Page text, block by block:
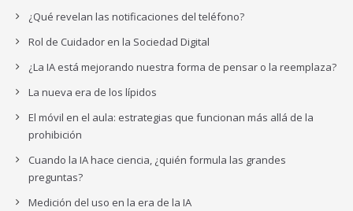
¿Qué revelan las notificaciones del teléfono?
Rol de Cuidador en la Sociedad Digital
¿La IA está mejorando nuestra forma de pensar o la reemplaza?
La nueva era de los lípidos
El móvil en el aula: estrategias que funcionan más allá de la
prohibición
Cuando la IA hace ciencia, ¿quién formula las grandes
preguntas?
Medición del uso en la era de la IA